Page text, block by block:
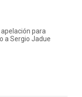
apelación para
a Sergio Jadue